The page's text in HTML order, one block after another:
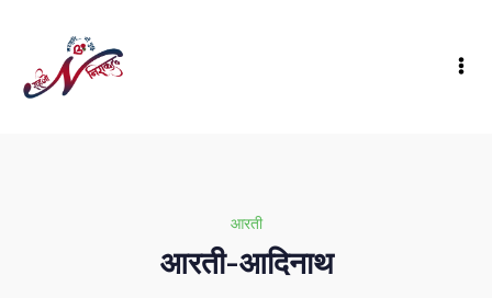
आरती
आरती-आदिनाथ